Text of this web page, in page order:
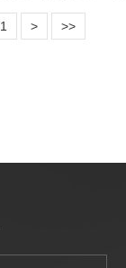
1 > >>